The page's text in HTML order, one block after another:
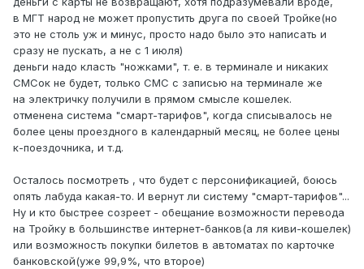
в МГТ народ не может пропустить друга по своей Тройке(но
это не столь уж и минус, просто надо было это написать и
сразу не пускать, а не с 1 июля)
деньги надо класть "ножками", т. е. в терминале и никаких
СМСок не будет, только СМС с записью на терминале же
на электричку получили в прямом смысле кошелек.
отменена система "смарт-тарифов", когда списывалось не
более цены проездного в календарный месяц, не более цены
к-поездочника, и т.д.
Осталось посмотреть , что будет с персонификацией, боюсь
опять лабуда какая-то. И вернут ли систему "смарт-тарифов"...
Ну и кто быстрее созреет - обещание возможности перевода
на Тройку в большинстве интернет-банков(а ля киви-кошелек)
или возможность покупки билетов в автоматах по карточке
банковской(уже 99,9%, что второе)